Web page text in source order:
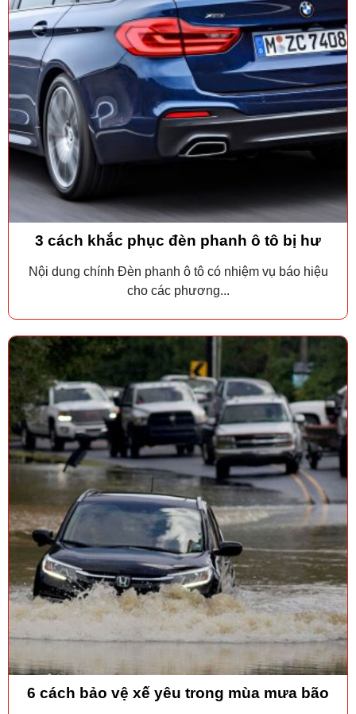
3 cách khắc phục đèn phanh ô tô bị hư
Nội dung chính Đèn phanh ô tô có nhiệm vụ báo hiệu
cho các phương...
6 cách bảo vệ xế yêu trong mùa mưa bão